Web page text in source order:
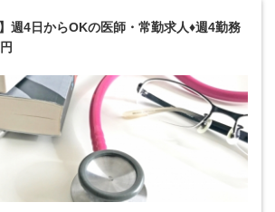
週4日からOKの医師・常勤求人♦週4勤務